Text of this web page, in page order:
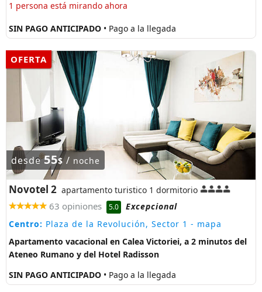
1 persona está mirando ahora
SIN PAGO ANTICIPADO • Pago a la llegada
OFERTA
desde55$/ noche
Novotel 2 apartamento turistico 1 dormitorio
63 opiniones 5.0
Excepcional
Centro: Plaza de la Revolución, Sector 1 - mapa
Apartamento vacacional en Calea Victoriei, a 2 minutos del
Ateneo Rumano y del Hotel Radisson
SIN PAGO ANTICIPADO • Pago a la llegada